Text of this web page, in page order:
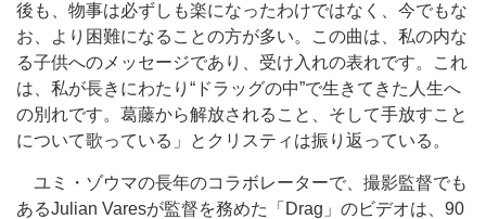
後も、物事は必ずしも楽になったわけではなく、今でもな
お、より困難になることの方が多い。この曲は、私の内な
る子供へのメッセージであり、受け入れの表れです。これ
は、私が長きにわたり“ドラッグの中”で生きてきた人生へ
の別れです。葛藤から解放されること、そして手放すこと
について歌っている」とクリスティは振り返っている。
ユミ・ゾウマの長年のコラボレーターで、撮影監督でも
あるJulian Varesが監督を務めた「Drag」のビデオは、90